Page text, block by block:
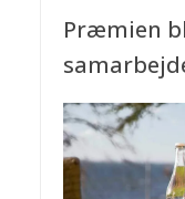
Præmien